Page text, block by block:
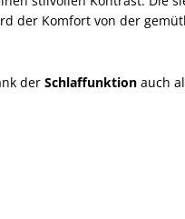
der Komfort von der
der Schlaffunktion auch